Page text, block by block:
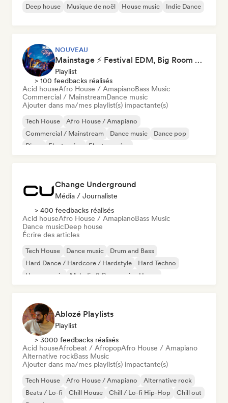
Deep house
Musique de noël House music Indie Dance
NOUVEAU
Mainstage ⚡ Festival EDM, Big Room & House Anthems
Playlist
> 100 feedbacks réalisés
Acid houseAfro House / AmapianoBass Music
Commercial / MainstreamDance music
Ajouter dans ma/mes playlist(s) impactante(s)
Tech House
Afro House / Amapiano
Commercial / Mainstream
Dance music
Dance pop
Disco
Electronica Electro swing
Change Underground
Média / Journaliste
> 400 feedbacks réalisés
Acid houseAfro House / AmapianoBass Music
Dance musicDeep house
Écrire des articles
Tech House Dance music
Drum and Bass
Hard Dance / Hardcore / Hardstyle
Hard Techno
House music
Melodic & Progressive House
Ablozé Playlists
Playlist
> 3000 feedbacks réalisés
Acid houseAfrobeat / AfropopAfro House / Amapiano
Alternative rockBass Music
Ajouter dans ma/mes playlist(s) impactante(s)
Tech House Afro House / Amapiano
Alternative rock
Beats / Lo-fi
Chill House Chill / Lo-fi Hip-Hop
Chill out